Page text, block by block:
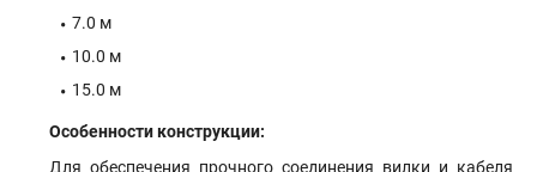
7.0 м
10.0 м
15.0 м
Особенности конструкции:
Для обеспечения прочного соединения вилки и кабеля